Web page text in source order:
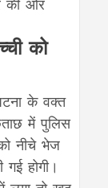
की ओर
को
के वक्त
में पुलिस
नीचे भेज
होगी।